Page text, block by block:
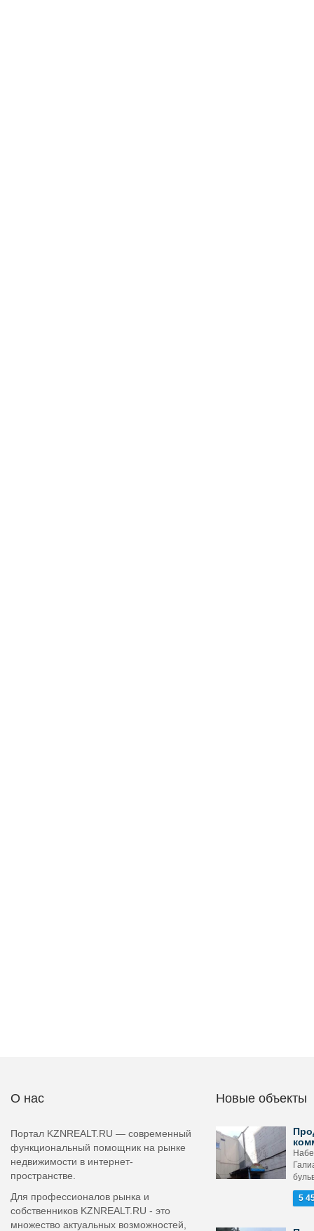
О нас
Портал KZNREALT.RU — современный
функциональный помощник на рынке
недвижимости в интернет-
пространстве.
Для профессионалов рынка и
собственников KZNREALT.RU - это
множество актуальных возможностей,
Новые объекты
5